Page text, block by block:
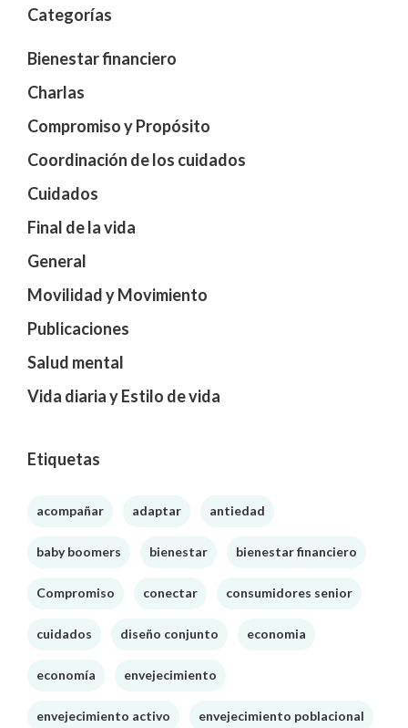
Categorías
Bienestar financiero
Charlas
Compromiso y Propósito
Coordinación de los cuidados
Cuidados
Final de la vida
General
Movilidad y Movimiento
Publicaciones
Salud mental
Vida diaria y Estilo de vida
Etiquetas
acompañar adaptar antiedad
baby boomers bienestar bienestar financiero
Compromiso conectar consumidores senior
cuidados diseño conjunto economia
economía envejecimiento
envejecimiento activo envejecimiento poblacional